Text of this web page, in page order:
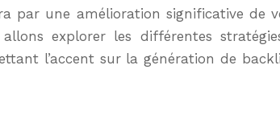
par une amélioration significative de
explorer les différentes
l’accent sur la génération de